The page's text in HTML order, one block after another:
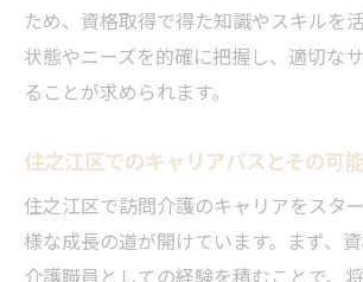
ため、資格取得で得た知識やスキルを
状態やニーズを的確に把握し、適切な
ることが求められます。
住之江区でのキャリアパスとその可
住之江区で訪問介護のキャリアをスタ
様な成長の道が開けています。まず、
介護職員としての経験を積むことで、